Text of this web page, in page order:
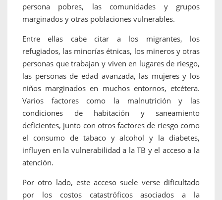
persona pobres, las comunidades y grupos
marginados y otras poblaciones vulnerables.
Entre ellas cabe citar a los migrantes, los
refugiados, las minorías étnicas, los mineros y otras
personas que trabajan y viven en lugares de riesgo,
las personas de edad avanzada, las mujeres y los
niños marginados en muchos entornos, etcétera.
Varios factores como la malnutrición y las
condiciones de habitación y saneamiento
deficientes, junto con otros factores de riesgo como
el consumo de tabaco y alcohol y la diabetes,
influyen en la vulnerabilidad a la TB y el acceso a la
atención.
Por otro lado, este acceso suele verse dificultado
por los costos catastróficos asociados a la